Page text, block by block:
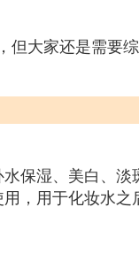
但大家还是需要
保湿、美白、
，用于化妆水